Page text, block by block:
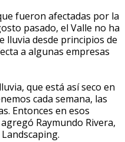
fueron afectadas por la
pasado, el Valle no ha
lluvia desde principios de
a algunas empresas
que está así seco en
cada semana, las
Entonces en esos
Raymundo Rivera,